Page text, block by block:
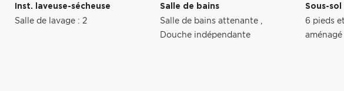
Inst. laveuse-sécheuse
Salle de lavage : 2
Salle de bains
Salle de bains attenante ,
Douche indépendante
Sous-sol
6 pieds
aménagé